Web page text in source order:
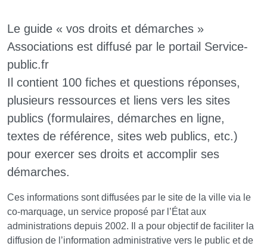
Le guide « vos droits et démarches »
Associations est diffusé par le portail Service-
public.fr
Il contient 100 fiches et questions réponses,
plusieurs ressources et liens vers les sites
publics (formulaires, démarches en ligne,
textes de référence, sites web publics, etc.)
pour exercer ses droits et accomplir ses
démarches.
Ces informations sont diffusées par le site de la ville via le
co-marquage, un service proposé par l’État aux
administrations depuis 2002. Il a pour objectif de faciliter la
diffusion de l’information administrative vers le public et de